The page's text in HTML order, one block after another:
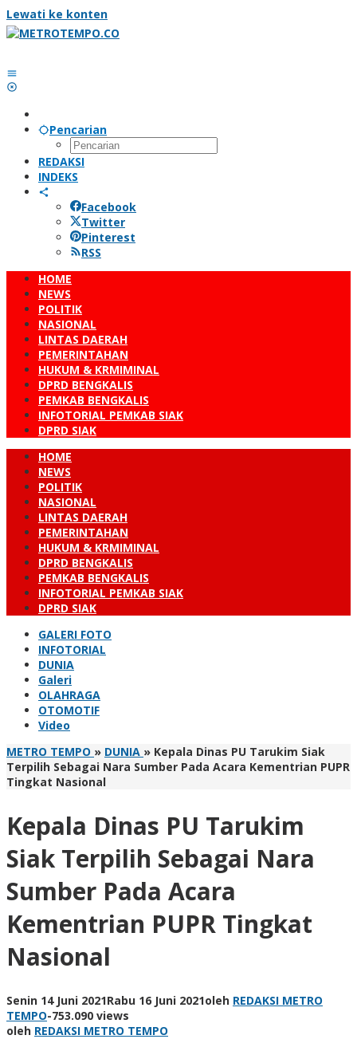
Lewati ke konten
Pencarian
REDAKSI
INDEKS
Facebook
Twitter
Pinterest
RSS
HOME
NEWS
POLITIK
NASIONAL
LINTAS DAERAH
PEMERINTAHAN
HUKUM & KRMIMINAL
DPRD BENGKALIS
PEMKAB BENGKALIS
INFOTORIAL PEMKAB SIAK
DPRD SIAK
HOME
NEWS
POLITIK
NASIONAL
LINTAS DAERAH
PEMERINTAHAN
HUKUM & KRMIMINAL
DPRD BENGKALIS
PEMKAB BENGKALIS
INFOTORIAL PEMKAB SIAK
DPRD SIAK
GALERI FOTO
INFOTORIAL
DUNIA
Galeri
OLAHRAGA
OTOMOTIF
Video
METRO TEMPO » DUNIA » Kepala Dinas PU Tarukim Siak
Terpilih Sebagai Nara Sumber Pada Acara Kementrian PUPR
Tingkat Nasional
Kepala Dinas PU Tarukim
Siak Terpilih Sebagai Nara
Sumber Pada Acara
Kementrian PUPR Tingkat
Nasional
Senin 14 Juni 2021Rabu 16 Juni 2021oleh REDAKSI METRO
TEMPO-753.090 views
oleh REDAKSI METRO TEMPO